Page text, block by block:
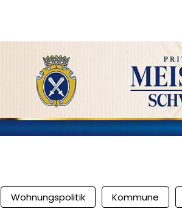
Wohnungspolitik Kommune